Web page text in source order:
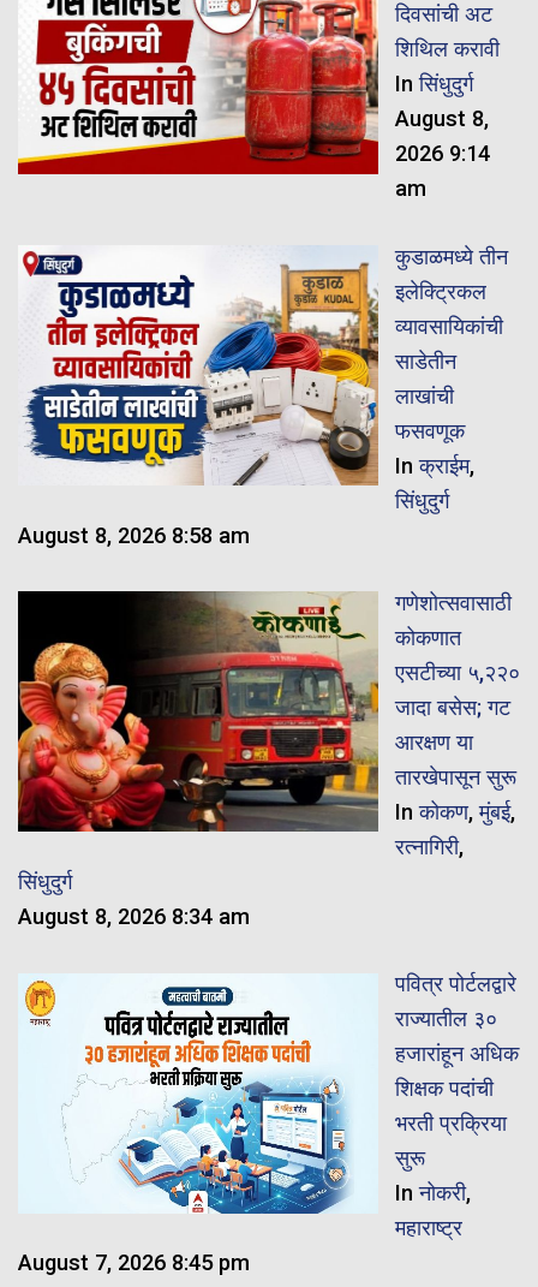
दिवसांची अट
शिथिल करावी
Inसिंधुदुर्ग
August 8,
2026 9:14
am
कुडाळमध्ये तीन
इलेक्ट्रिकल
व्यावसायिकांची
साडेतीन
लाखांची
फसवणूक
Inक्राईम,
सिंधुदुर्ग
August 8, 2026 8:58 am
गणेशोत्सवासाठी
कोकणात
एसटीच्या ५,२२०
जादा बसेस; गट
आरक्षण या
तारखेपासून सुरू
Inकोकण,मुंबई,
रत्नागिरी,
सिंधुदुर्ग
August 8, 2026 8:34 am
पवित्र पोर्टलद्वारे
राज्यातील ३०
हजारांहून अधिक
शिक्षक पदांची
भरती प्रक्रिया
सुरू
Inनोकरी,
महाराष्ट्र
August 7, 2026 8:45 pm